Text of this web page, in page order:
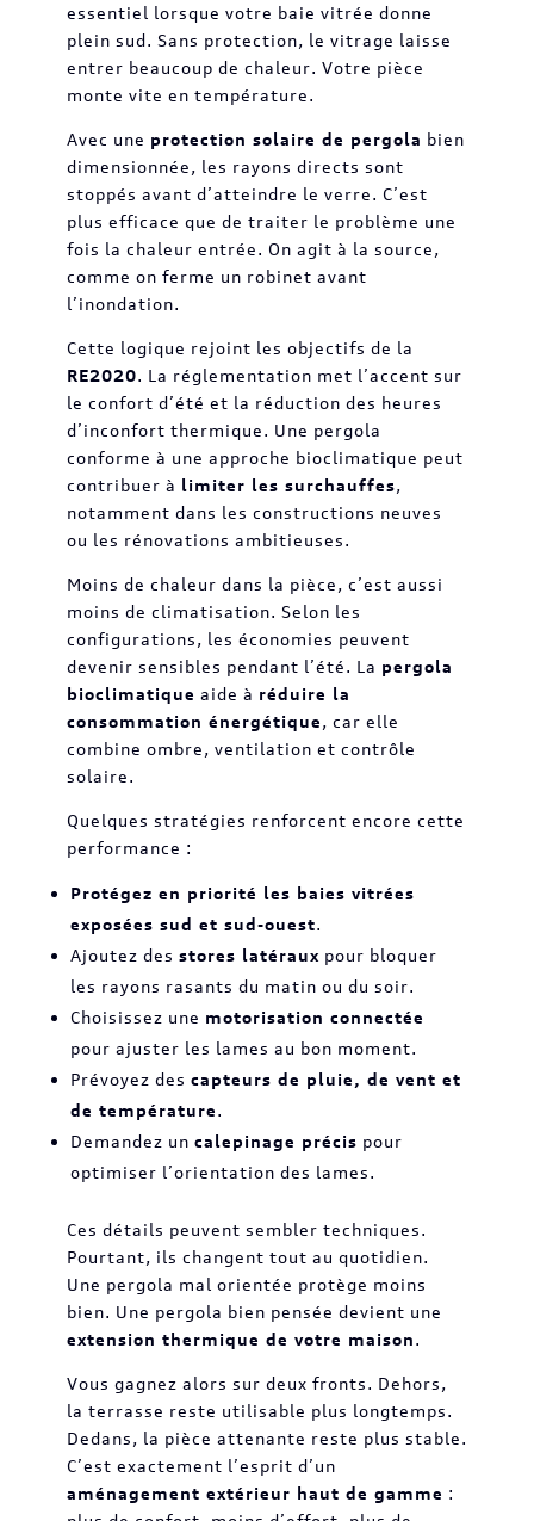
essentiel lorsque votre baie vitrée donne
plein sud. Sans protection, le vitrage laisse
entrer beaucoup de chaleur. Votre pièce
monte vite en température.
Avec une protection solaire de pergola bien
dimensionnée, les rayons directs sont
stoppés avant d’atteindre le verre. C’est
plus efficace que de traiter le problème une
fois la chaleur entrée. On agit à la source,
comme on ferme un robinet avant
l’inondation.
Cette logique rejoint les objectifs de la
RE2020. La réglementation met l’accent sur
le confort d’été et la réduction des heures
d’inconfort thermique. Une pergola
conforme à une approche bioclimatique peut
contribuer à limiter les surchauffes,
notamment dans les constructions neuves
ou les rénovations ambitieuses.
Moins de chaleur dans la pièce, c’est aussi
moins de climatisation. Selon les
configurations, les économies peuvent
devenir sensibles pendant l’été. La pergola
bioclimatique aide à réduire la
consommation énergétique, car elle
combine ombre, ventilation et contrôle
solaire.
Quelques stratégies renforcent encore cette
performance :
Protégez en priorité les baies vitrées
exposées sud et sud-ouest.
Ajoutez des stores latéraux pour bloquer
les rayons rasants du matin ou du soir.
Choisissez une motorisation connectée
pour ajuster les lames au bon moment.
Prévoyez des capteurs de pluie, de vent et
de température.
Demandez un calepinage précis pour
optimiser l’orientation des lames.
Ces détails peuvent sembler techniques.
Pourtant, ils changent tout au quotidien.
Une pergola mal orientée protège moins
bien. Une pergola bien pensée devient une
extension thermique de votre maison.
Vous gagnez alors sur deux fronts. Dehors,
la terrasse reste utilisable plus longtemps.
Dedans, la pièce attenante reste plus stable.
C’est exactement l’esprit d’un
aménagement extérieur haut de gamme :